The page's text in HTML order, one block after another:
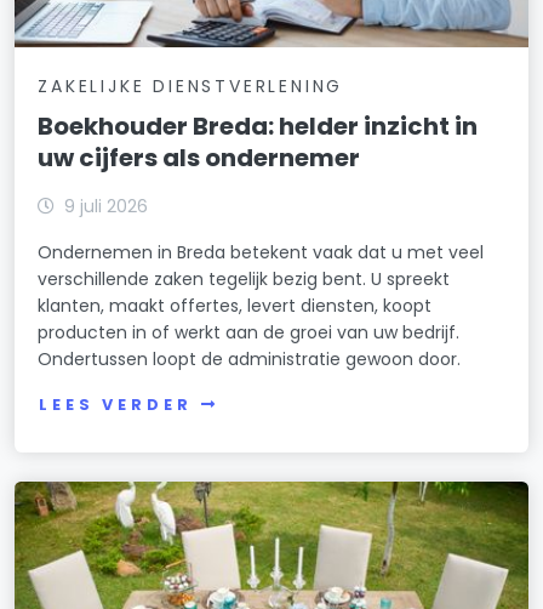
ZAKELIJKE DIENSTVERLENING
Boekhouder Breda: helder inzicht in
uw cijfers als ondernemer
9 juli 2026
Ondernemen in Breda betekent vaak dat u met veel
verschillende zaken tegelijk bezig bent. U spreekt
klanten, maakt offertes, levert diensten, koopt
producten in of werkt aan de groei van uw bedrijf.
Ondertussen loopt de administratie gewoon door.
LEES VERDER